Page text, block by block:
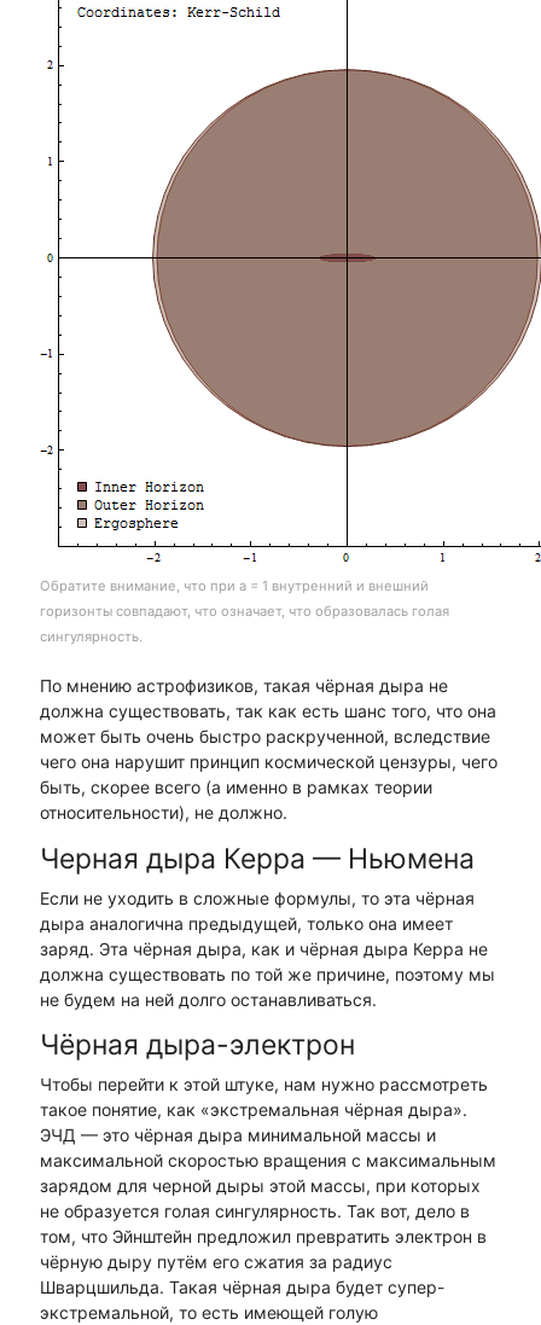
Обратите внимание, что при a = 1 внутренний и внешний
горизонты совпадают, что означает, что образовалась голая
сингулярность.
По мнению астрофизиков, такая чёрная дыра не
должна существовать, так как есть шанс того, что она
может быть очень быстро раскрученной, вследствие
чего она нарушит принцип космической цензуры, чего
быть, скорее всего (а именно в рамках теории
относительности), не должно.
Черная дыра Керра — Ньюмена
Если не уходить в сложные формулы, то эта чёрная
дыра аналогична предыдущей, только она имеет
заряд. Эта чёрная дыра, как и чёрная дыра Керра не
должна существовать по той же причине, поэтому мы
не будем на ней долго останавливаться.
Чёрная дыра-электрон
Чтобы перейти к этой штуке, нам нужно рассмотреть
такое понятие, как «экстремальная чёрная дыра».
ЭЧД — это чёрная дыра минимальной массы и
максимальной скоростью вращения с максимальным
зарядом для черной дыры этой массы, при которых
не образуется голая сингулярность. Так вот, дело в
том, что Эйнштейн предложил превратить электрон в
чёрную дыру путём его сжатия за радиус
Шварцшильда. Такая чёрная дыра будет супер-
экстремальной, то есть имеющей голую